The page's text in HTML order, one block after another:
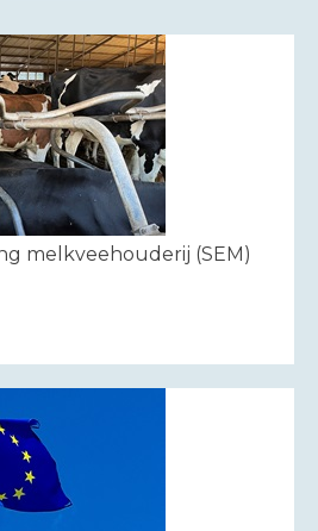
melkveehouderij (SEM)